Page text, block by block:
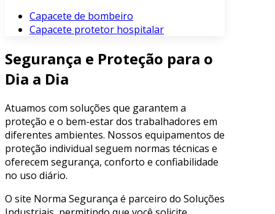
Capacete de bombeiro
Capacete protetor hospitalar
Segurança e Proteção para o
Dia a Dia
Atuamos com soluções que garantem a
proteção e o bem-estar dos trabalhadores em
diferentes ambientes. Nossos equipamentos de
proteção individual seguem normas técnicas e
oferecem segurança, conforto e confiabilidade
no uso diário.
O site Norma Segurança é parceiro do Soluções